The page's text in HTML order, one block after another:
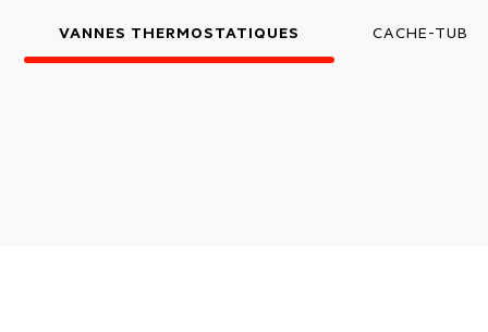
VANNES THERMOSTATIQUES CACHE-TUBES